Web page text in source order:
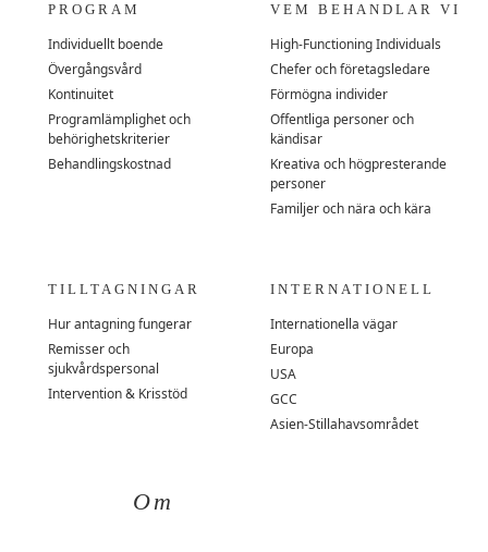
PROGRAM
Individuellt boende
Övergångsvård
Kontinuitet
Programlämplighet och
behörighetskriterier
Behandlingskostnad
VEM BEHANDLAR VI
High-Functioning Individuals
Chefer och företagsledare
Förmögna individer
Offentliga personer och
kändisar
Kreativa och högpresterande
personer
Familjer och nära och kära
TILLTAGNINGAR
Hur antagning fungerar
Remisser och
sjukvårdspersonal
Intervention & Krisstöd
INTERNATIONELL
Internationella vägar
Europa
USA
GCC
Asien-Stillahavsområdet
Om